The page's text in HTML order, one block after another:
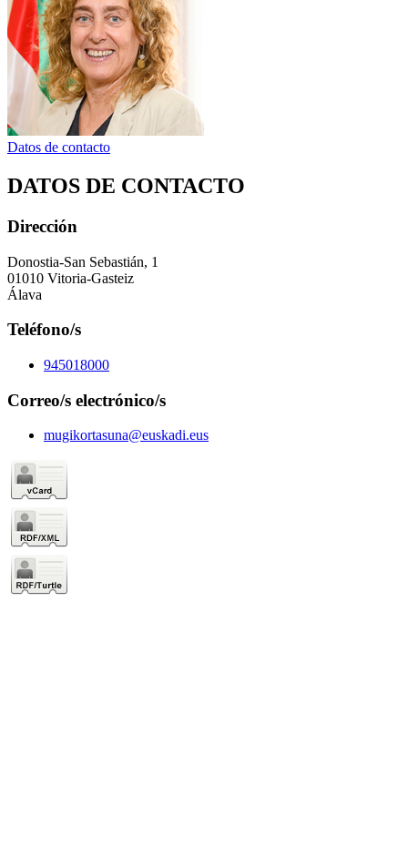
Datos de contacto
DATOS DE CONTACTO
Dirección
Donostia-San Sebastián, 1
01010 Vitoria-Gasteiz
Álava
Teléfono/s
945018000
Correo/s electrónico/s
mugikortasuna@euskadi.eus